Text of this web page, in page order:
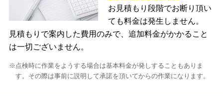
お見積もり段階でお断り頂い
ても料金は発生しません。
見積もりで案内した費用のみで、追加料金がかかること
は一切ございません。
点検時に作業をようする場合は基本料金が発しすることもありま
す。その際は事前に説明して承諾を頂いてからの作業になります。